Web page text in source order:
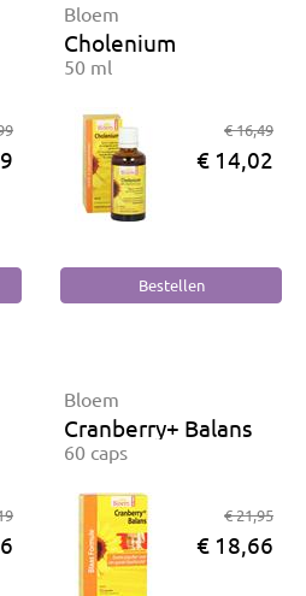
Bloem
Cholenium
50 ml
€ 16,49
€ 14,02
Bloem
Cranberry+ Balans
60 caps
€ 21,95
€ 18,66